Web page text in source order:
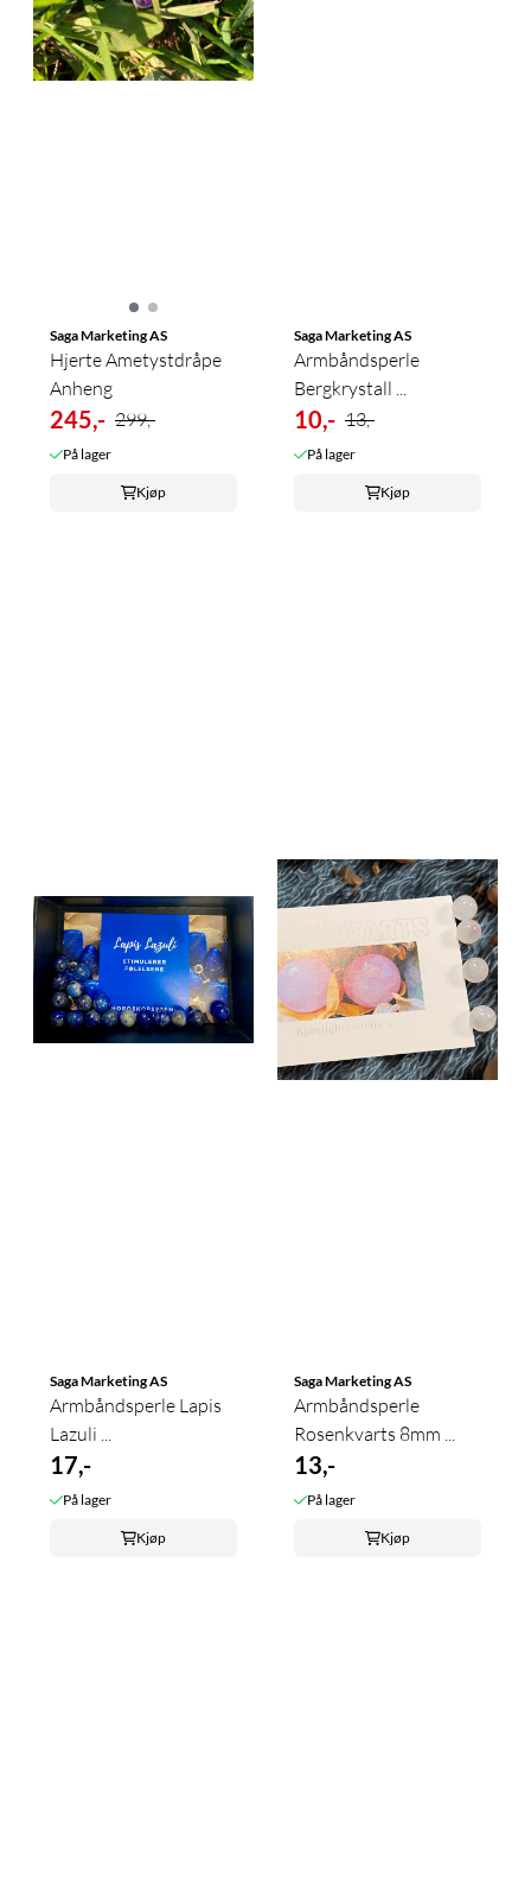
Saga Marketing AS
Hjerte Ametystdråpe
Anheng
245,- 299,-
På lager
Kjøp
Saga Marketing AS
Armbåndsperle
Bergkrystall ...
10,- 13,-
På lager
Kjøp
Saga Marketing AS
Armbåndsperle Lapis
Lazuli ...
17,-
På lager
Kjøp
Saga Marketing AS
Armbåndsperle
Rosenkvarts 8mm ...
13,-
På lager
Kjøp